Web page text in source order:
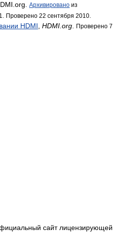
Архивировано из
Проверено 22 сентября 2010.
HDMI, HDMI.org. Проверено 7
сайт лицензирующей